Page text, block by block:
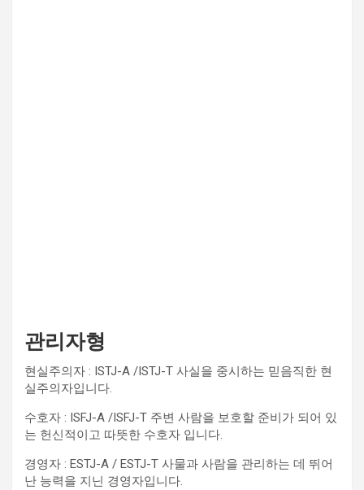
관리자형
현실주의자 : ISTJ-A /ISTJ-T 사실을 중시하는 믿음직한 현
실주의자입니다.
수호자 : ISFJ-A /ISFJ-T 주변 사람을 보호할 준비가 되어 있
는 헌신적이고 따뜻한 수호자 입니다.
경영자 : ESTJ-A / ESTJ-T 사물과 사람을 관리하는 데 뛰어
난 능력을 지닌 경영자입니다.